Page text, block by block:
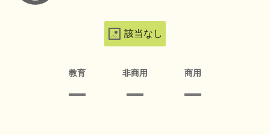
該当なし
教育 非商用 商用